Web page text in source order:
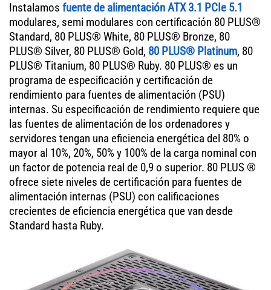
Instalamos fuente de alimentación ATX 3.1 PCIe 5.1
modulares, semi modulares con certificación 80 PLUS®
Standard, 80 PLUS® White, 80 PLUS® Bronze, 80
PLUS® Silver, 80 PLUS® Gold, 80 PLUS® Platinum, 80
PLUS® Titanium, 80 PLUS® Ruby. 80 PLUS® es un
programa de especificación y certificación de
rendimiento para fuentes de alimentación (PSU)
internas. Su especificación de rendimiento requiere que
las fuentes de alimentación de los ordenadores y
servidores tengan una eficiencia energética del 80% o
mayor al 10%, 20%, 50% y 100% de la carga nominal con
un factor de potencia real de 0,9 o superior. 80 PLUS ®
ofrece siete niveles de certificación para fuentes de
alimentación internas (PSU) con calificaciones
crecientes de eficiencia energética que van desde
Standard hasta Ruby.